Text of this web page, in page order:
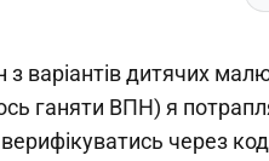
варіантів дитячих
ганяти ВПН) я
через